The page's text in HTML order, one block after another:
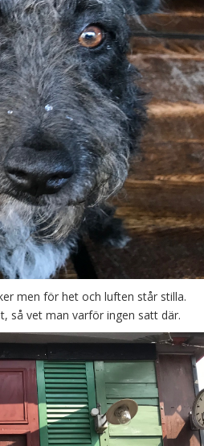
men för het och luften står stilla.
så vet man varför ingen satt där.